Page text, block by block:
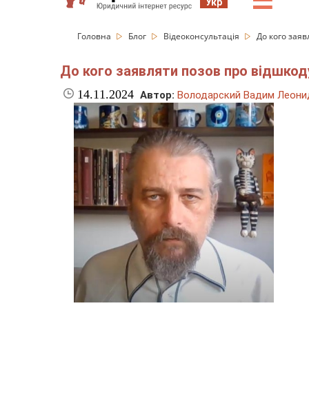
Головна Блог Відеоконсультація До кого
До кого заявляти позов про
14.11.2024 Автор: Володарский Вадим